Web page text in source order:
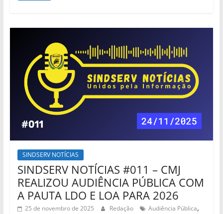
SINDSERV NOTÍCIAS
SINDSERV NOTÍCIAS #011 – CMJ
REALIZOU AUDIÊNCIA PÚBLICA COM
A PAUTA LDO E LOA PARA 2026
25 de novembro de 2025 Redação Audiência Pública,